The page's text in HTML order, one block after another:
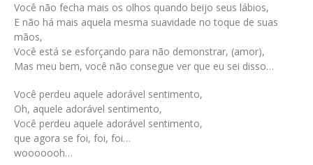
Você não fecha mais os olhos quando beijo seus lábios,
E não há mais aquela mesma suavidade no toque de suas
mãos,
Você está se esforçando para não demonstrar, (amor),
Mas meu bem, você não consegue ver que eu sei disso…
Você perdeu aquele adorável sentimento,
Oh, aquele adorável sentimento,
Você perdeu aquele adorável sentimento,
que agora se foi, foi, foi…
wooooooh…